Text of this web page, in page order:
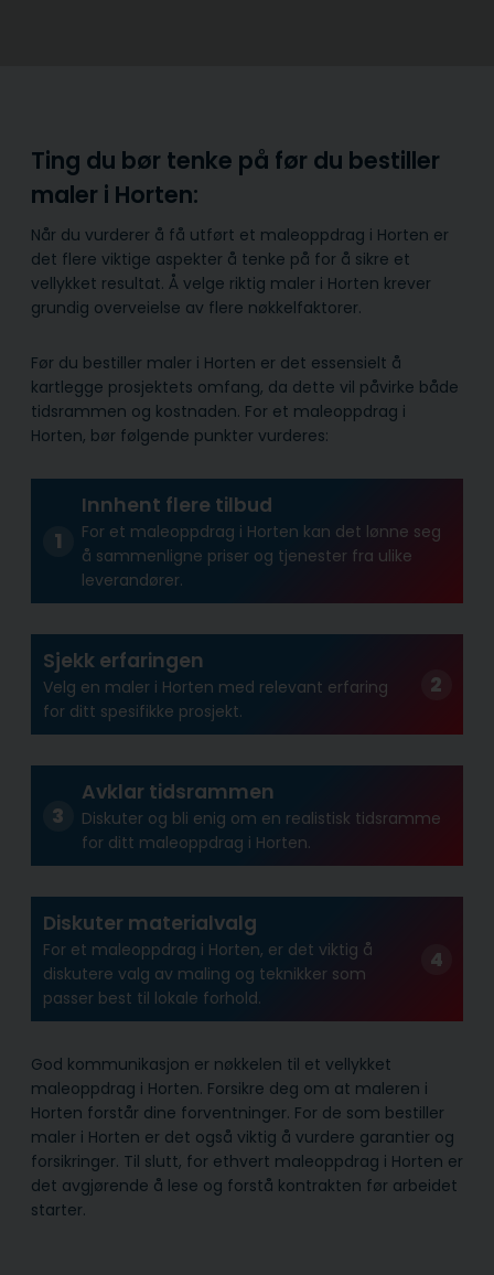
Ting du bør tenke på før du bestiller
maler i Horten:
Når du vurderer å få utført et maleoppdrag i Horten er
det flere viktige aspekter å tenke på for å sikre et
vellykket resultat. Å velge riktig maler i Horten krever
grundig overveielse av flere nøkkelfaktorer.
Før du bestiller maler i Horten er det essensielt å
kartlegge prosjektets omfang, da dette vil påvirke både
tidsrammen og kostnaden. For et maleoppdrag i
Horten, bør følgende punkter vurderes:
Innhent flere tilbud
For et maleoppdrag i Horten kan det lønne seg
å sammenligne priser og tjenester fra ulike
leverandører.
Sjekk erfaringen
Velg en maler i Horten med relevant erfaring
for ditt spesifikke prosjekt.
Avklar tidsrammen
Diskuter og bli enig om en realistisk tidsramme
for ditt maleoppdrag i Horten.
Diskuter materialvalg
For et maleoppdrag i Horten, er det viktig å
diskutere valg av maling og teknikker som
passer best til lokale forhold.
God kommunikasjon er nøkkelen til et vellykket
maleoppdrag i Horten. Forsikre deg om at maleren i
Horten forstår dine forventninger. For de som bestiller
maler i Horten er det også viktig å vurdere garantier og
forsikringer. Til slutt, for ethvert maleoppdrag i Horten er
det avgjørende å lese og forstå kontrakten før arbeidet
starter.